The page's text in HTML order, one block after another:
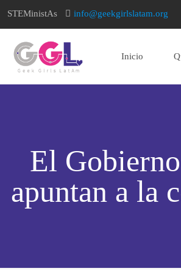
STEMinistAs info@geekgirlslatam.org
Inicio
El
apuntan a la